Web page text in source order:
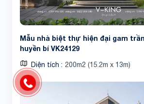
Mẫu nhà biệt thự hiện đại gam
huyền bí VK24129
Diện tích 200m2 (15.2m x 13m)